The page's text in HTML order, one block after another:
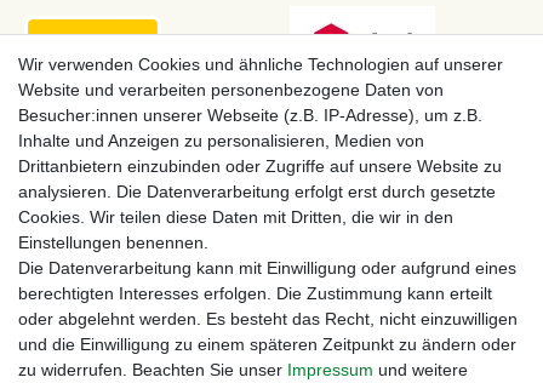
Zahlungsmöglichkeiten
Wir verwenden Cookies und ähnliche Technologien auf unserer
Website und verarbeiten personenbezogene Daten von
Besucher:innen unserer Webseite (z.B. IP-Adresse), um z.B.
Inhalte und Anzeigen zu personalisieren, Medien von
Drittanbietern einzubinden oder Zugriffe auf unsere Website zu
analysieren. Die Datenverarbeitung erfolgt erst durch gesetzte
Cookies. Wir teilen diese Daten mit Dritten, die wir in den
Einstellungen benennen.
Die Datenverarbeitung kann mit Einwilligung oder aufgrund eines
berechtigten Interesses erfolgen. Die Zustimmung kann erteilt
oder abgelehnt werden. Es besteht das Recht, nicht einzuwilligen
und die Einwilligung zu einem späteren Zeitpunkt zu ändern oder
zu widerrufen. Beachten Sie unser Impressum und weitere